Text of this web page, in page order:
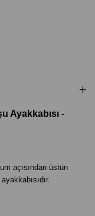
Ayakkabısı -
açısından üstün